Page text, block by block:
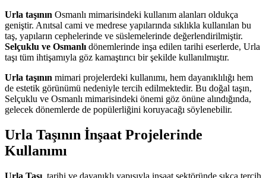
Urla taşının Osmanlı mimarisindeki kullanım alanları oldukça
geniştir. Anıtsal cami ve medrese yapılarında sıklıkla kullanılan bu
taş, yapıların cephelerinde ve süslemelerinde değerlendirilmiştir.
Selçuklu ve Osmanlı dönemlerinde inşa edilen tarihi eserlerde, Urla
taşı tüm ihtişamıyla göz kamaştırıcı bir şekilde kullanılmıştır.
Urla taşının mimari projelerdeki kullanımı, hem dayanıklılığı hem
de estetik görünümü nedeniyle tercih edilmektedir. Bu doğal taşın,
Selçuklu ve Osmanlı mimarisindeki önemi göz önüne alındığında,
gelecek dönemlerde de popülerliğini koruyacağı söylenebilir.
Urla Taşının İnşaat Projelerinde
Kullanımı
Urla Taşı , tarihi ve dayanıklı yapısıyla inşaat sektöründe sıkça tercih